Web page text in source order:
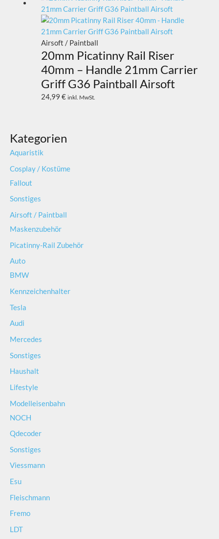
Kategorien
Aquaristik
Cosplay / Kostüme
Fallout
Sonstiges
Airsoft / Paintball
Maskenzubehör
Picatinny-Rail Zubehör
Auto
BMW
Kennzeichenhalter
Tesla
Audi
Mercedes
Sonstiges
Haushalt
Lifestyle
Modelleisenbahn
NOCH
Qdecoder
Sonstiges
Viessmann
Esu
Fleischmann
Fremo
LDT
Airsoft / Paintball
20mm Picatinny Rail Riser
40mm – Handle 21mm Carrier
Griff G36 Paintball Airsoft
24,99 € inkl. MwSt.